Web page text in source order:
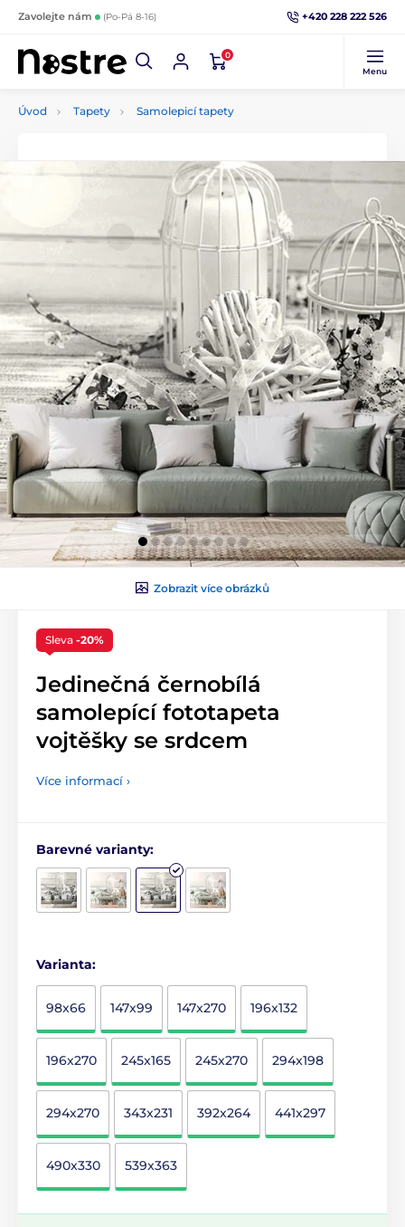
Zavolejte nám (Po-Pá 8-16) +420 228 222 526
0
Menu
Úvod Tapety Samolepicí tapety
Zobrazit více obrázků
Sleva -20%
Jedinečná černobílá
samolepící fototapeta
vojtěšky se srdcem
Více informací ›
Barevné varianty:
Varianta:
98x66 147x99 147x270 196x132
196x270 245x165 245x270 294x198
294x270 343x231 392x264 441x297
490x330 539x363